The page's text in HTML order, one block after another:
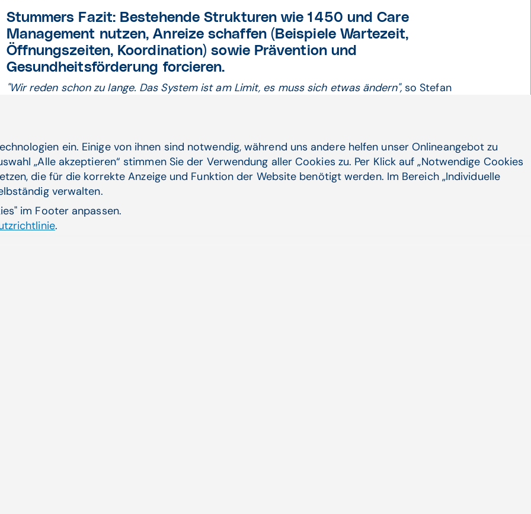
Stummers Fazit: Bestehende Strukturen wie 1450 und Care
Management nutzen, Anreize schaffen (Beispiele Wartezeit,
Öffnungszeiten, Koordination) sowie Prävention und
Gesundheitsförderung forcieren.
"Wir reden schon zu lange. Das System ist am Limit, es muss sich etwas ändern",so Stefan
stationär" hat eine Schwachstelle: kein Zugriff auf ELGA-Daten. Effiziente telemedizinische
Beratungen benötigen eine Weiterentwicklung der ELGA mit Befunden aus dem intra- und
extramuralen Bereich sowie eine Art ´Patient Summary´."
Nur ein Mix aus Bonifikationen und Sanktionen könne letztlich
eine erfolgreiche Patientensteuerung möglich machen und so die
knapper werdenden Ressourcen im Gesundheitsbereich schonen,
ein. Einige von ihnen sind notwendig, während uns andere helfen unser Onlineangebot zu
„Alle akzeptieren“ stimmen Sie der Verwendung aller Cookies zu. Per Klick auf „Notwendige Cookies
die für die korrekte Anzeige und Funktion der Website benötigt werden. Im Bereich „Individuelle
verwalten.
im Footer anpassen.
.